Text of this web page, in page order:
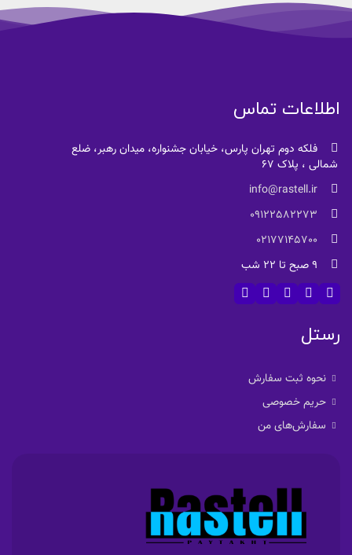
اطلاعات تماس
فلکه دوم تهران پارس، خیابان جشنواره، میدان رهبر، ضلع
شمالی ، پلاک 67
info@rastell.ir
09122582273
02177145700
9 صبح تا 22 شب
رستل
نحوه ثبت سفارش
حریم خصوصی
سفارش‌های من